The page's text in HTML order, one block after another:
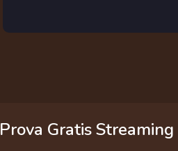
Prova Gratis Streaming